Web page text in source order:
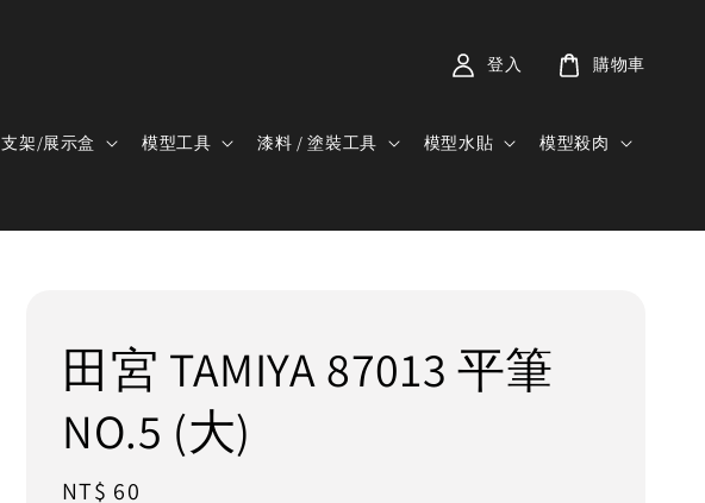
支架/展示盒 模型工具 漆料 / 塗裝工具 模型水貼 模型殺肉
登入 購物車
田宮 TAMIYA 87013 平筆
NO.5 (大)
Regular
NT$ 60